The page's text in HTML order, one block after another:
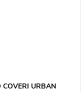
COVERI URBAN